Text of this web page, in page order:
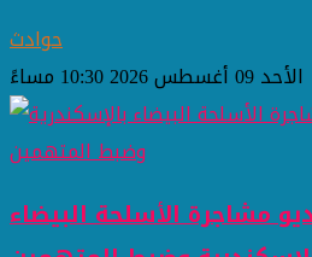
حوادث
الأحد 09 أغسطس 2026 10:30 مساءً
مشاجرة الأسلحة البيضاء